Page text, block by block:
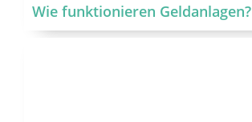
Wie funktionieren Geldanlagen?